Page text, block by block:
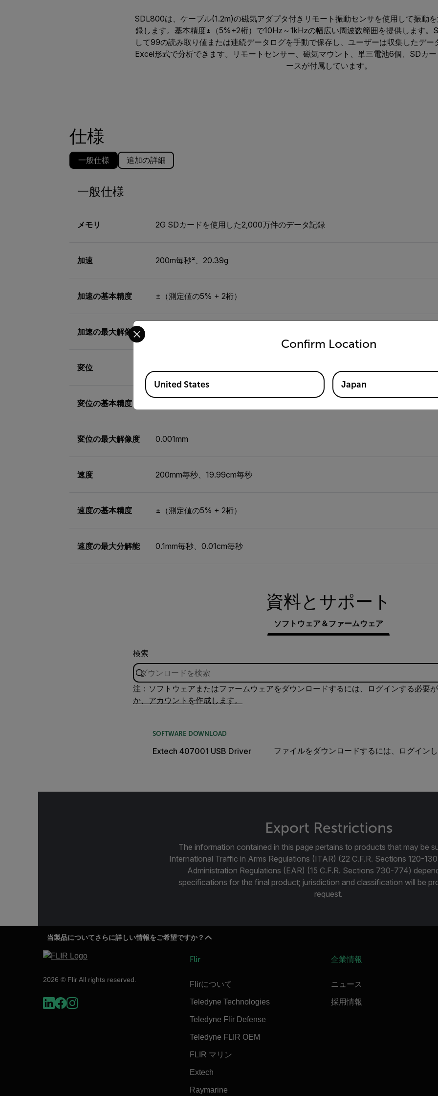
SDL800は、ケーブル(1.2m)の磁気アダプタ付きリモート振動センサを使用して振動
録します。基本精度±（5%+2桁）で10Hz～1kHzの幅広い周波数範囲を提供します。
して99の読み取り値または連続データログを手動で保存し、ユーザーは収集したデー
Excel形式で分析できます。リモートセンサー、磁気マウント、単三電池6個、SDカ
ースが付属しています。
仕様
一般仕様 追加の詳細
一般仕様
メモリ 2G SDカードを使用した2,000万件のデータ記録
加速 200m毎秒²、20.39g
加速の基本精度 ±（測定値の5% + 2桁）
加速の最大解像度
変位
変位の基本精度
変位の最大解像度 0.001mm
速度 200mm毎秒、19.99cm毎秒
速度の基本精度 ±（測定値の5% + 2桁）
速度の最大分解能 0.1mm毎秒、0.01cm毎秒
資料とサポート
ソフトウェア＆ファームウェア
検索
注：ソフトウェアまたはファームウェアをダウンロードするには、ログインする必要が
か、アカウントを作成します。
SOFTWARE DOWNLOAD
Extech 407001 USB Driver ファイルをダウンロードするには、ログイン
Export Restrictions
The information contained in this page pertains to products that may be
International Traffic in Arms Regulations (ITAR) (22 C.F.R. Sections 120-
Administration Regulations (EAR) (15 C.F.R. Sections 730-774)
specifications for the final product; jurisdiction and classification will be
request.
当製品についてさらに詳しい情報をご希望ですか？
2026 © Flir All rights reserved.
Flir
Flirについて
Teledyne Technologies
Teledyne Flir Defense
Teledyne FLIR OEM
FLIR マリン
Extech
Raymarine
企業情報
ニュース
採用情報
Confirm Location
Select your preferred country and language from the options below to access the
Available Locations
United States Japan